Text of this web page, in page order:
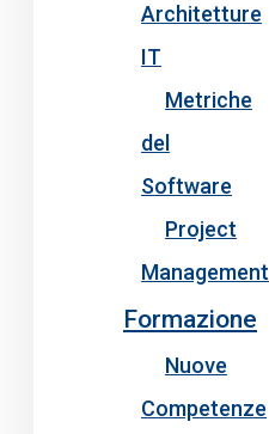
Architetture
IT
Metriche
del
Software
Project
Management
Formazione
Nuove
Competenze